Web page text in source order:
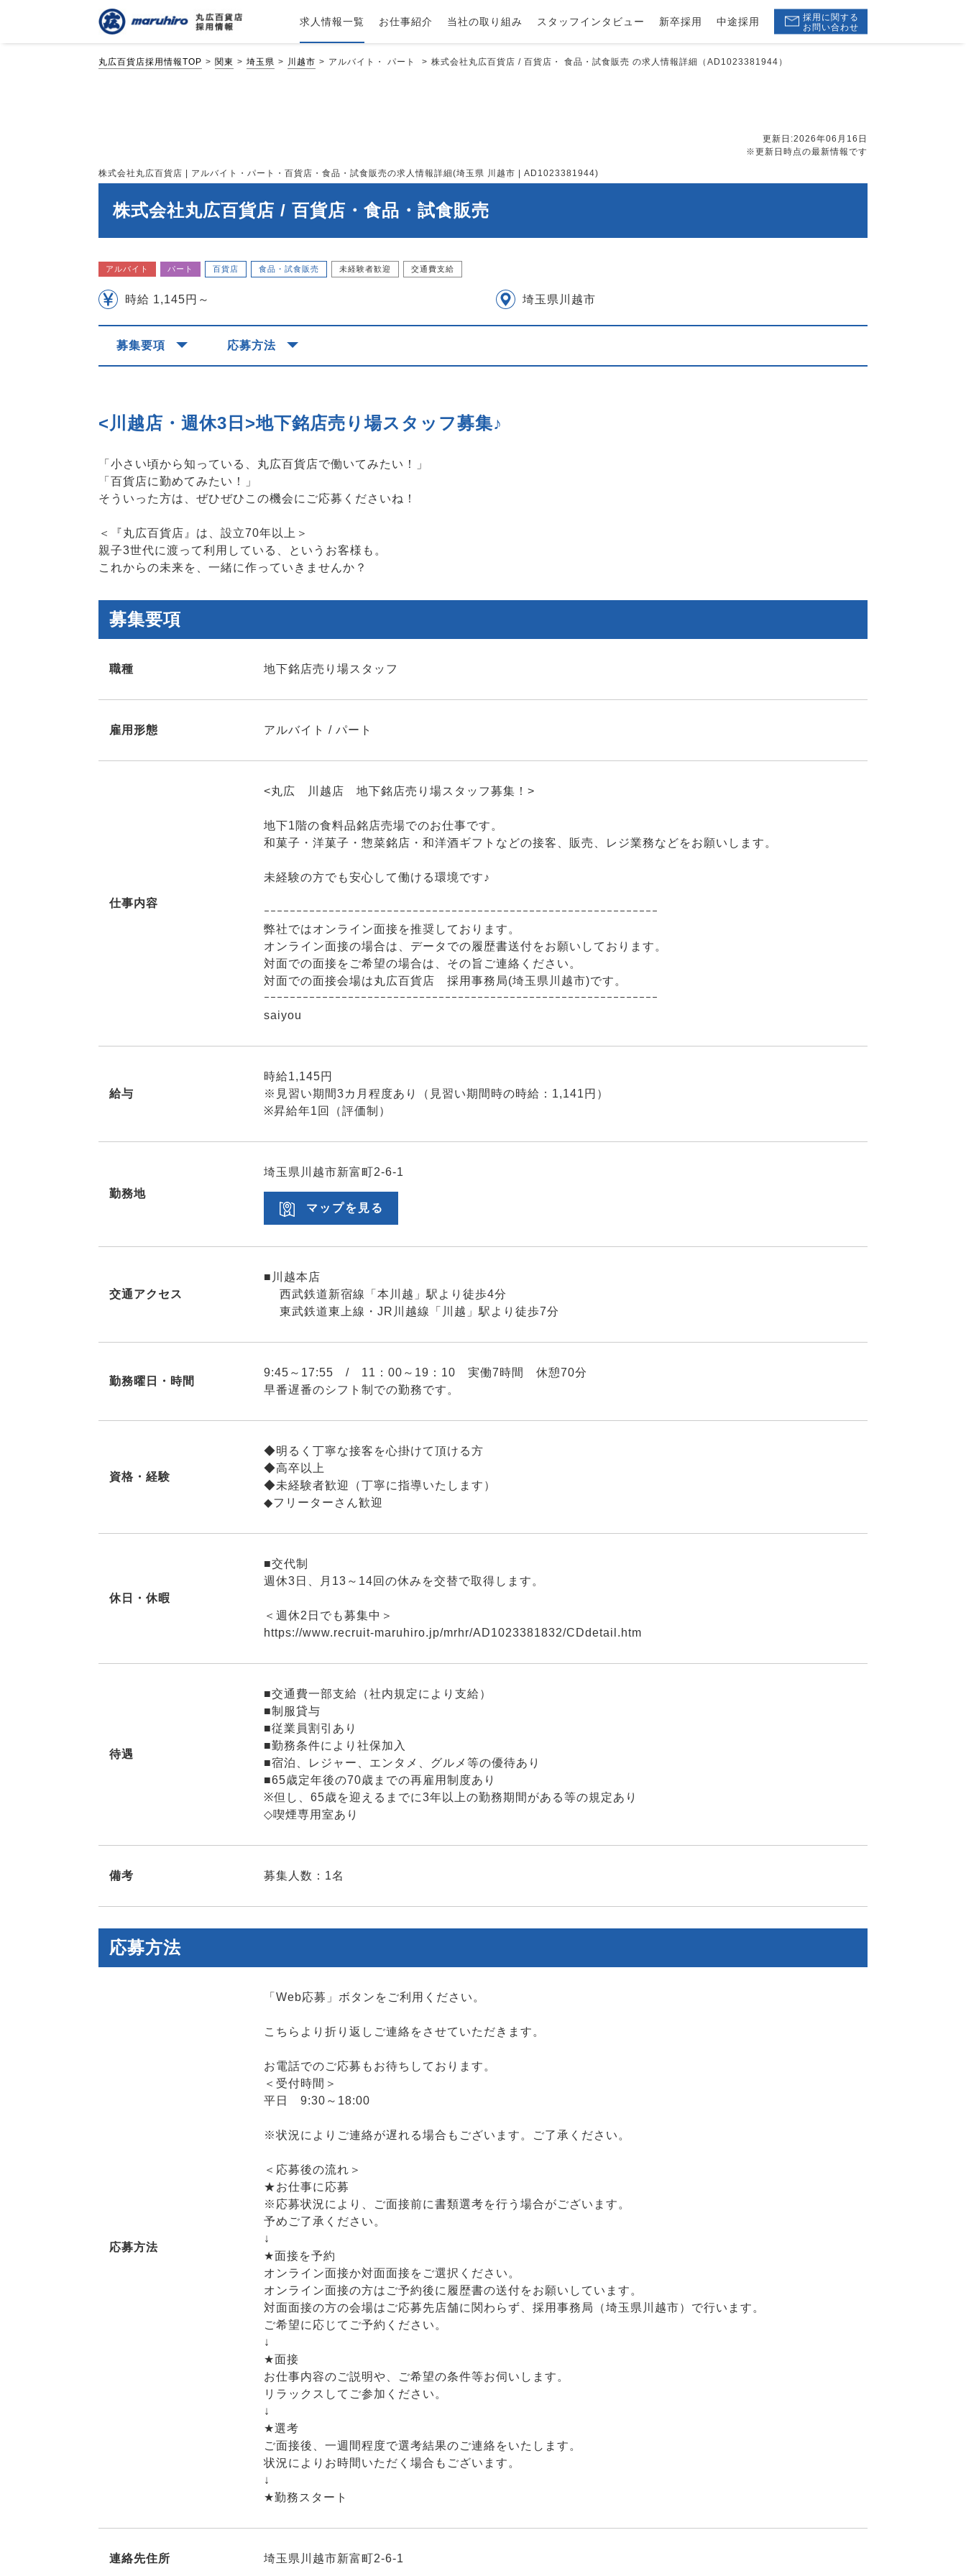
求人情報一覧 お仕事紹介 当社の取り組み スタッフインタビュー 新卒採用 中途採用
採用に関する
お問い合わせ
丸広百貨店採用情報TOP 関東 埼玉県 川越市 アルバイト・ パート 株式会社丸広百貨店 / 百貨店・ 食品・試食販売 の求人情報詳細（AD1023381944）
更新日:2026年06月16日
※更新日時点の最新情報です
株式会社丸広百貨店 | アルバイト・パート・百貨店・食品・試食販売の求人情報詳細(埼玉県 川越市 | AD1023381944)
株式会社丸広百貨店 / 百貨店・食品・試食販売
アルバイト パート 百貨店 食品・試食販売 未経験者歓迎 交通費支給
時給 1,145円～ 埼玉県川越市
募集要項 応募方法
<川越店・週休3日>地下銘店売り場スタッフ募集♪
「小さい頃から知っている、丸広百貨店で働いてみたい！」
「百貨店に勤めてみたい！」
そういった方は、ぜひぜひこの機会にご応募くださいね！
＜『丸広百貨店』は、設立70年以上＞
親子3世代に渡って利用している、というお客様も。
これからの未来を、一緒に作っていきませんか？
募集要項
職種 地下銘店売り場スタッフ
雇用形態 アルバイト / パート
仕事内容
<丸広 川越店 地下銘店売り場スタッフ募集！>
地下1階の食料品銘店売場でのお仕事です。
和菓子・洋菓子・惣菜銘店・和洋酒ギフトなどの接客、販売、レジ業務などをお願いします。
未経験の方でも安心して働ける環境です♪
ｰｰｰｰｰｰｰｰｰｰｰｰｰｰｰｰｰｰｰｰｰｰｰｰｰｰｰｰｰｰｰｰｰｰｰｰｰｰｰｰｰｰｰｰｰｰｰｰｰｰｰｰｰｰｰｰｰｰｰｰｰ
弊社ではオンライン面接を推奨しております。
オンライン面接の場合は、データでの履歴書送付をお願いしております。
対面での面接をご希望の場合は、その旨ご連絡ください。
対面での面接会場は丸広百貨店 採用事務局(埼玉県川越市)です。
ｰｰｰｰｰｰｰｰｰｰｰｰｰｰｰｰｰｰｰｰｰｰｰｰｰｰｰｰｰｰｰｰｰｰｰｰｰｰｰｰｰｰｰｰｰｰｰｰｰｰｰｰｰｰｰｰｰｰｰｰｰ
saiyou
給与
時給1,145円
※見習い期間3カ月程度あり（見習い期間時の時給：1,141円）
※昇給年1回（評価制）
勤務地
埼玉県川越市新富町2-6-1
マップを見る
交通アクセス
■川越本店
西武鉄道新宿線「本川越」駅より徒歩4分
東武鉄道東上線・JR川越線「川越」駅より徒歩7分
勤務曜日・時間
9:45～17:55 / 11：00～19：10 実働7時間 休憩70分
早番遅番のシフト制での勤務です。
資格・経験
◆明るく丁寧な接客を心掛けて頂ける方
◆高卒以上
◆未経験者歓迎（丁寧に指導いたします）
◆フリーターさん歓迎
休日・休暇
■交代制
週休3日、月13～14回の休みを交替で取得します。
＜週休2日でも募集中＞
https://www.recruit-maruhiro.jp/mrhr/AD1023381832/CDdetail.htm
待遇
■交通費一部支給（社内規定により支給）
■制服貸与
■従業員割引あり
■勤務条件により社保加入
■宿泊、レジャー、エンタメ、グルメ等の優待あり
■65歳定年後の70歳までの再雇用制度あり
※但し、65歳を迎えるまでに3年以上の勤務期間がある等の規定あり
◇喫煙専用室あり
備考 募集人数：1名
応募方法
応募方法
「Web応募」ボタンをご利用ください。
こちらより折り返しご連絡をさせていただきます。
お電話でのご応募もお待ちしております。
＜受付時間＞
平日 9:30～18:00
※状況によりご連絡が遅れる場合もございます。ご了承ください。
＜応募後の流れ＞
★お仕事に応募
※応募状況により、ご面接前に書類選考を行う場合がございます。
予めご了承ください。
↓
★面接を予約
オンライン面接か対面面接をご選択ください。
オンライン面接の方はご予約後に履歴書の送付をお願いしています。
対面面接の方の会場はご応募先店舗に関わらず、採用事務局（埼玉県川越市）で行います。
ご希望に応じてご予約ください。
↓
★面接
お仕事内容のご説明や、ご希望の条件等お伺いします。
リラックスしてご参加ください。
↓
★選考
ご面接後、一週間程度で選考結果のご連絡をいたします。
状況によりお時間いただく場合もございます。
↓
★勤務スタート
連絡先住所 埼玉県川越市新富町2-6-1